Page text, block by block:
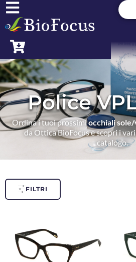
Police
Ordina i tuoi prossimiocchiali
da Ottica BioFocus e scopri i
catalogo.
FILTRI